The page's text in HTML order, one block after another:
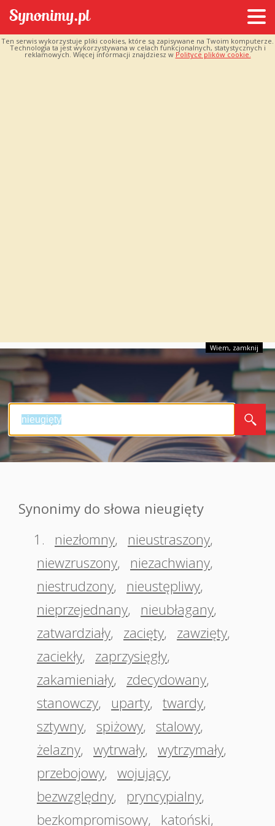
Ten serwis wykorzystuje pliki cookies, które są zapisywane na Twoim komputerze.
Technologia ta jest wykorzystywana w celach funkcjonalnych, statystycznych i
reklamowych. Więcej informacji znajdziesz w Polityce plików cookie.
Wiem, zamknij
Synonimy do słowa nieugięty
1.
niezłomny, nieustraszony,
niewzruszony, niezachwiany,
niestrudzony, nieustępliwy,
nieprzejednany, nieubłagany,
zatwardziały, zacięty, zawzięty,
zaciekły, zaprzysięgły,
zakamieniały, zdecydowany,
stanowczy, uparty, twardy,
sztywny, spiżowy, stalowy,
żelazny, wytrwały, wytrzymały,
przebojowy, wojujący,
bezwzględny, pryncypialny,
bezkompromisowy, katoński,